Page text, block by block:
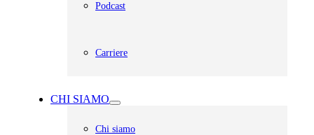
Podcast
Carriere
CHI SIAMO
Chi siamo